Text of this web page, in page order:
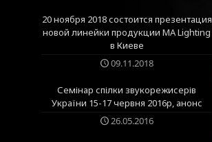
20 ноября 2018 состоится презентация
новой линейки продукции MA Lighting
в Киеве
09.11.2018
Семінар спілки звукорежисерів
України 15-17 червня 2016р, анонс
26.05.2016